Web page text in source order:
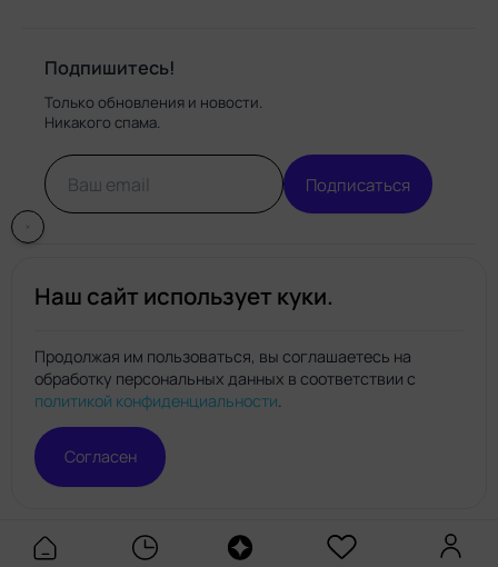
Подпишитесь!
Только обновления и новости.
Никакого спама.
Подписаться
Нейро.топ
© Нейро.топ 2026. Все права защищены.
Политика конфиденциальности
сайтом
Наш сайт использует куки.
Продолжая им пользоваться, вы соглашаетесь на
обработку персональных данных в соответствии с
политикой конфиденциальности.
Согласен